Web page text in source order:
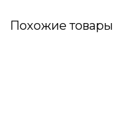
Похожие товары